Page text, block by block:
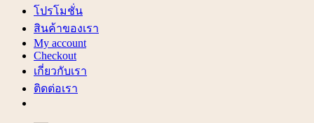
โปรโมชั่น
สินค้าของเรา
My account
Checkout
เกี่ยวกับเรา
ติดต่อเรา